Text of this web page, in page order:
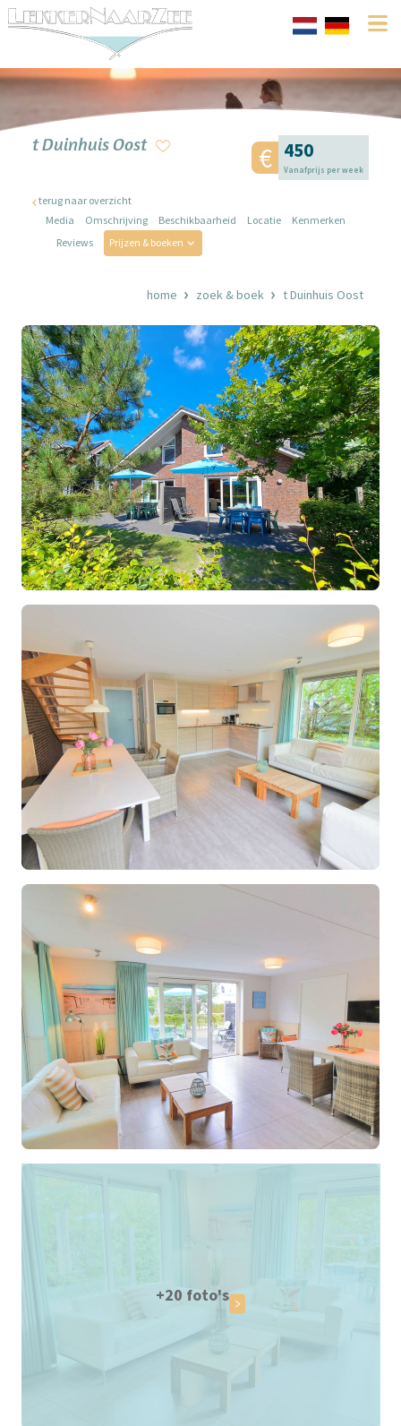
t Duinhuis Oost 450
Vanafprijs per week
terug naar overzicht
Media
Omschrijving Beschikbaarheid Locatie
Kenmerken
Reviews
Prijzen & boeken
home zoek & boek t Duinhuis Oost
+20 foto's